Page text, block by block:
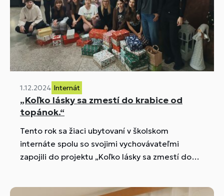
1.12.2024 Internát
„Koľko lásky sa zmestí do krabice od
topánok.“
Tento rok sa žiaci ubytovaní v školskom
internáte spolu so svojimi vychovávateľmi
zapojili do projektu „Koľko lásky sa zmestí do